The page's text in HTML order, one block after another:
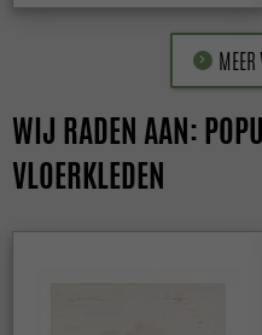
MEER
WIJ RADEN AAN:
VLOERKLEDEN